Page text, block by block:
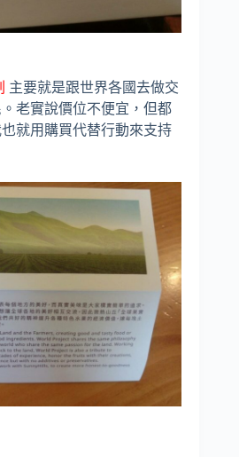
主要就是跟世界各國去做交
老實說價位不便宜，但都
就用購買代替行動來支持